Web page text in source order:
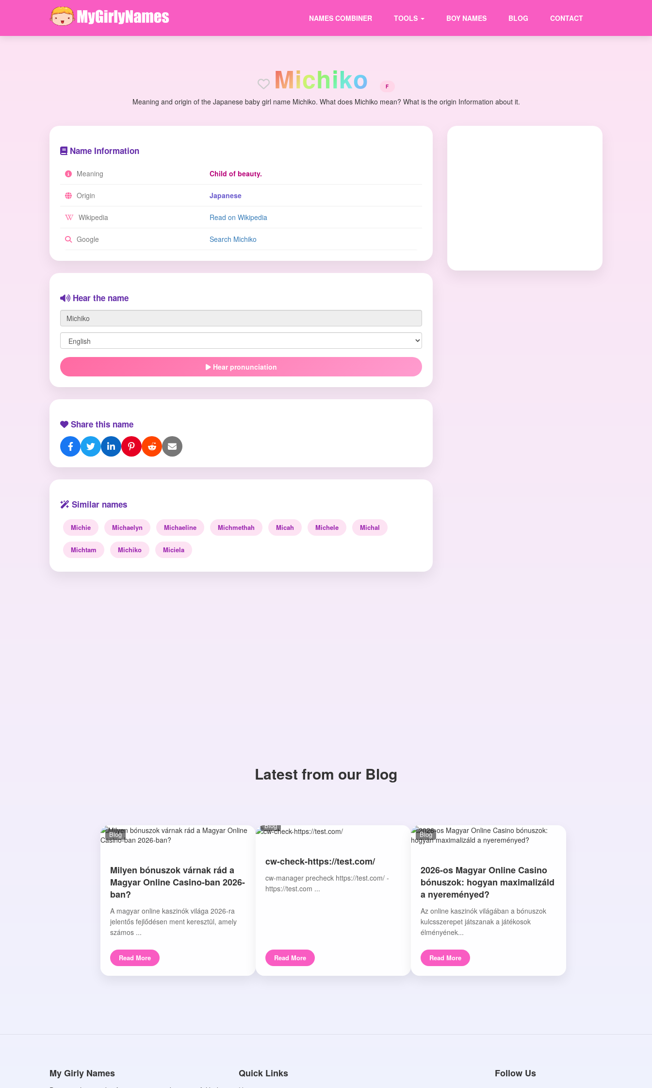
NAMES COMBINER TOOLS BOY NAMES BLOG CONTACT
Michiko F
Meaning and origin of the Japanese baby girl name Michiko. What does Michiko mean? What is the origin Information about it.
Name Information
Meaning Child of beauty.
Origin Japanese
Wikipedia Read on Wikipedia
Google Search Michiko
Hear the name
Hear pronunciation
Share this name
Similar names
Michie Michaelyn Michaeline Michmethah Micah Michele Michal
Michtam Michiko Miciela
Latest from our Blog
Blog
Milyen bónuszok várnak rád a
Magyar Online Casino-ban 2026-
ban?
A magyar online kaszinók világa 2026-ra
jelentős fejlődésen ment keresztül, amely
számos ...
Read More
Blog
cw-check-https://test.com/
cw-manager precheck https://test.com/ -
https://test.com ...
Read More
Blog
2026-os Magyar Online Casino
bónuszok: hogyan maximalizáld
a nyereményed?
Az online kaszinók világában a bónuszok
kulcsszerepet játszanak a játékosok
élményének...
Read More
My Girly Names Quick Links Follow Us